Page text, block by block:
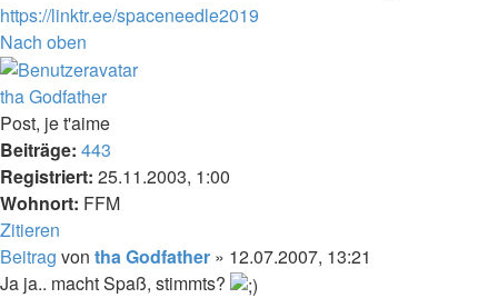
https://linktr.ee/spaceneedle2019
Nach oben
tha Godfather
Post, je t'aime
Beiträge: 443
Registriert: 25.11.2003, 1:00
Wohnort: FFM
Zitieren
Beitrag von tha Godfather » 12.07.2007, 13:21
Ja ja.. macht Spaß, stimmts?